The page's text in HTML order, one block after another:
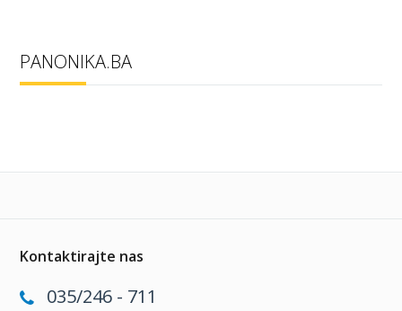
PANONIKA.BA
Kontaktirajte nas
035/246 - 711